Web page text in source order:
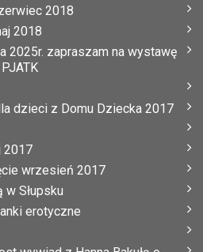
2018
2018
2025r. zapraszam na wystawę
dzieci z Domu Dziecka 2017
2017
wrzesień 2017
w Słupsku
erotyczne